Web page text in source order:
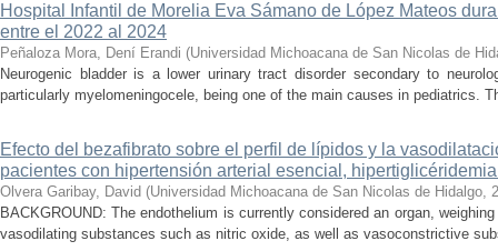
Hospital Infantil de Morelia Eva Sámano de López Mateos
entre el 2022 al 2024
Peñaloza Mora, Dení Erandi (Universidad Michoacana de San Nicolas de
Neurogenic bladder is a lower urinary tract disorder secondary to
particularly myelomeningocele, being one of the main causes in pediatrics.
Efecto del bezafibrato sobre el perfil de lípidos y la
pacientes con hipertensión arterial esencial,
Olvera Garibay, David (Universidad Michoacana de San Nicolas de Hidalgo,
BACKGROUND: The endothelium is currently considered an organ,
vasodilating substances such as nitric oxide, as well as vasoconstrictive